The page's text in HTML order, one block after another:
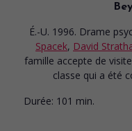
É.-U. 1996. Drame
Spacek, David
famille accepte de
classe qui a été
Durée: 101 min.